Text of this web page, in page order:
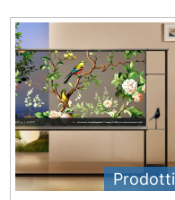
Prodotti